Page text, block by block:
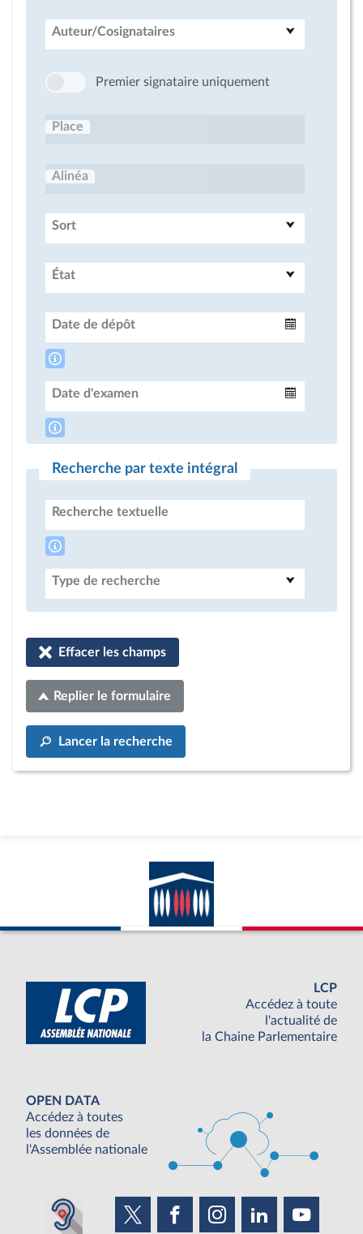
Auteur/Cosignataires
Premier signataire uniquement
Place
Alinéa
Sort
État
Date de dépôt
Date d'examen
Recherche par texte intégral
Recherche textuelle
Type de recherche
Effacer les champs
Replier le formulaire
Lancer la recherche
LCP
Accédez à toute
l'actualité de
la Chaine Parlementaire
OPEN DATA
Accédez à toutes
les données de
l'Assemblée nationale